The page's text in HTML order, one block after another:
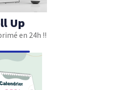
Up
en 24h !!